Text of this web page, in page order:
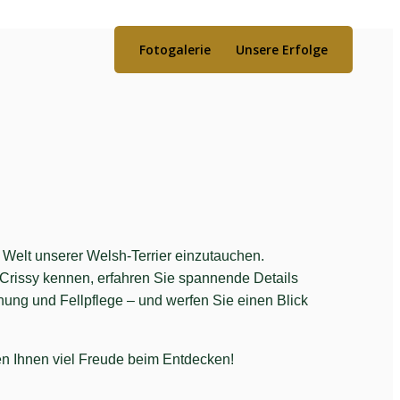
Unsere Erfolge
Fotogalerie
unserer Welsh-Terrier einzutauchen.
kennen, erfahren Sie spannende Details
und Fellpflege – und werfen Sie einen Blick
Ihnen viel Freude beim Entdecken!